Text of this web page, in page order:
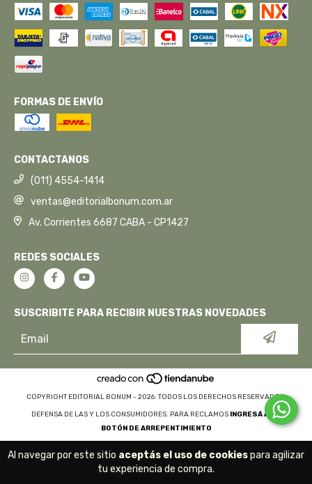
Al navegar por este sitio aceptás el uso de cookiespara agilizar
tu experiencia de compra.
FORMAS DE ENVÍO
CONTACTANOS
(011) 4554-1414
ventas@editorialbonum.com.ar
Av. Corrientes 6687 CABA - CP1427
REDES SOCIALES
SUSCRIBITE PARA RECIBIR NUESTRAS NOVEDADES
COPYRIGHT EDITORIAL BONUM - 2026. TODOS LOS DERECHOS RESERVADOS.
DEFENSA DE LAS Y LOS CONSUMIDORES. PARA RECLAMOS INGRESÁ ACÁ.
BOTÓN DE ARREPENTIMIENTO